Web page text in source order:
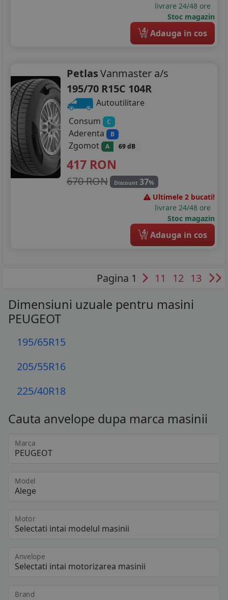
livrare 24/48 ore
Stoc magazin
4 Adauga in cos
PetlasVanmaster a/s
195/70 R15C 104R
Autoutilitare
Consum
C
Aderenta B
Zgomot A 69 dB
417 RON
670 RON Discount 37%
Ultimele 2 bucati!
livrare 24/48 ore
Stoc magazin
4 Adauga in cos
Pagina 1 11 12 13
Dimensiuni uzuale pentru masini
PEUGEOT
195/65R15
205/55R16
225/40R18
Cauta anvelope dupa marca masinii
Marca
Model
Motor
Anvelope
Brand